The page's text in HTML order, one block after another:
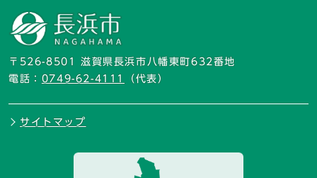
〒526-8501 滋賀県長浜市八幡東町632番地
電話： 0749-62-4111 （代表）
サイトマップ